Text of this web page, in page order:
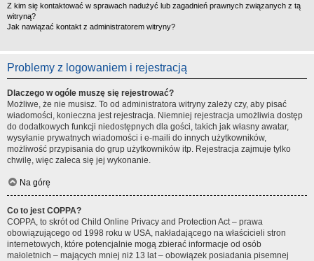
Z kim się kontaktować w sprawach nadużyć lub zagadnień prawnych związanych z tą
witryną?
Jak nawiązać kontakt z administratorem witryny?
Problemy z logowaniem i rejestracją
Dlaczego w ogóle muszę się rejestrować?
Możliwe, że nie musisz. To od administratora witryny zależy czy, aby pisać
wiadomości, konieczna jest rejestracja. Niemniej rejestracja umożliwia dostęp
do dodatkowych funkcji niedostępnych dla gości, takich jak własny awatar,
wysyłanie prywatnych wiadomości i e-maili do innych użytkowników,
możliwość przypisania do grup użytkowników itp. Rejestracja zajmuje tylko
chwilę, więc zaleca się jej wykonanie.
Na górę
Co to jest COPPA?
COPPA, to skrót od Child Online Privacy and Protection Act – prawa
obowiązującego od 1998 roku w USA, nakładającego na właścicieli stron
internetowych, które potencjalnie mogą zbierać informacje od osób
małoletnich – mających mniej niż 13 lat – obowiązek posiadania pisemnej